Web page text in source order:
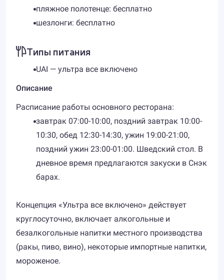
пляжное полотенце: бесплатно
шезлонги: бесплатно
Типы питания
UAI — ультра все включено
Описание
Расписание работы основного ресторана:
завтрак 07:00-10:00, поздний завтрак 10:00-
10:30, обед 12:30-14:30, ужин 19:00-21:00,
поздний ужин 23:00-01:00. Шведский стол. В
дневное время предлагаются закуски в Снэк
барах.
Концепция «Ультра все включено» действует
круглосуточно, включает алкогольные и
безалкогольные напитки местного производства
(ракы, пиво, вино), некоторые импортные напитки,
мороженое.